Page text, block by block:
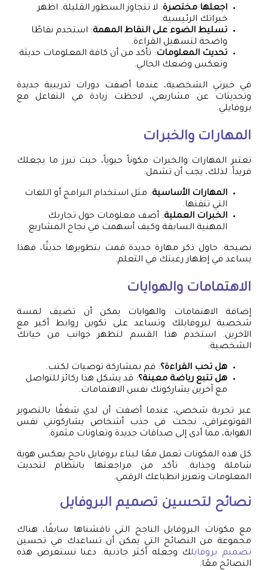
اجعلها مختصرة: لا تتجاوز السطور القليلة. اظهر
خبراتك الرئيسية.
تسليط الضوء على النقاط المهمة: استخدم نقاطًا
واضحة لتسهيل القراءة.
تحديث المعلومات: تأكد من أن كافة المعلومات حديثة
وتعكس وضعك الحالي.
في خبرتي الشخصية، عندما أضفت دورات تدريبية جديدة
وتحديثات عن مشاريعي، لاحظت زيادة في التفاعل مع
بروفايلي.
المهارات والخبرات
تعتبر المهارات والخبرات مكوناً حيوياً، حيث تبرز ما يجعلك
فريداً. لذلك، يجب أن تشمل:
المهارات الأساسية: مثل استخدام البرامج أو اللغات
التي تتقنها.
الخبرات العملية: أضف معلومات حول تجاربك
المهنية السابقة وكيف أسهمت في نجاح المشاريع.
نصيحة: حاول ذكر مهارة جديدة قمت بتطويرها حديثًا، فهذا
يساعد في إظهار رغبتك في التعلم.
الاهتمامات والهوايات
إضافة الاهتمامات والهوايات يمكن أن تضيف لمسة
شخصية لبروفايلك وتساعد على تكوين روابط أكبر مع
الآخرين. استخدم هذا القسم لتظهر جوانب من حياتك
الشخصية:
هل تحب القراءة؟: قم بمشاركة توصيات لكتب.
هل تتبع رياضة معينة؟: قد يشكل هذا ركائز للتواصل
مع آخرين يشاركونك نفس الاهتمامات.
عبر تجربة شخصي، عندما أضفت أن لدي شغفًا بالتصوير
الفوتوغرافي، نجحت في جذب أشخاص يشاركونني نفس
الهواية، مما أدى إلى صداقات جديدة وتعاونات مثمرة.
كل هذه المكونات تعمل معًا لبناء بروفايل ناجح يعكس هوية
شاملة وجذابة. تأكد من مراجعتها بانتظام لتحديث
المعلومات وتعزيز انطباعك الرقمي.
نصائح لتحسين تصميم البروفايل
مع مكونات البروفايل الناجح التي ناقشناها سابقًا، هناك
مجموعة من النصائح التي يمكن أن تساعدك في تحسين
تصميم بروفايلك وجعله أكثر جاذبية. دعنا نستعرض هذه
النصائح معًا.